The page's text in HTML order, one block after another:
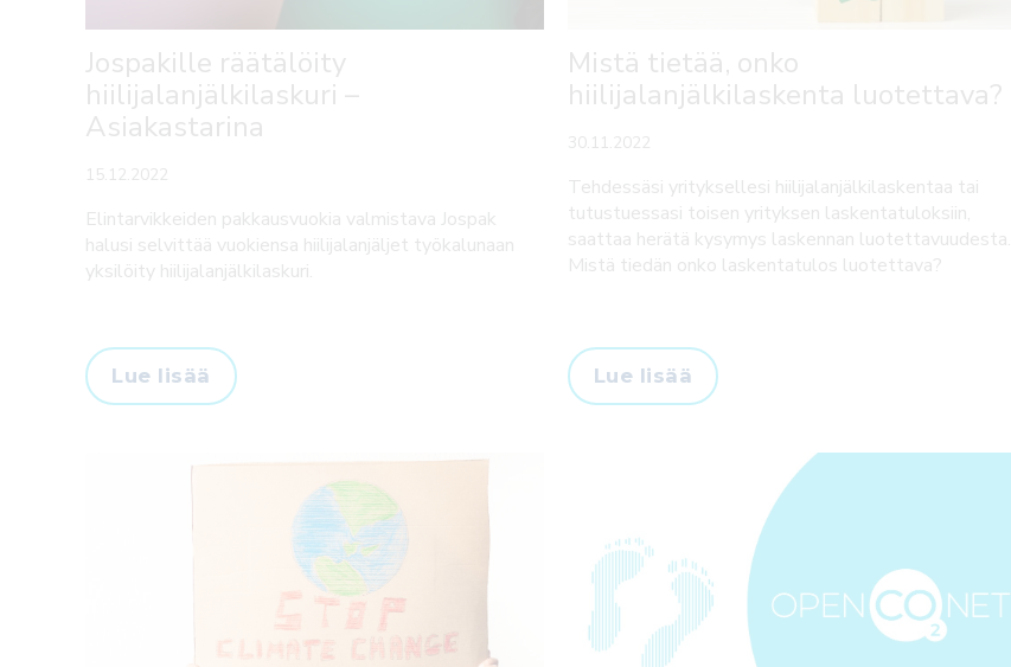
Jospakille räätälöity
hiilijalanjälkilaskuri –
Asiakastarina
15.12.2022
Elintarvikkeiden pakkausvuokia valmistava Jospak
halusi selvittää vuokiensa hiilijalanjäljet työkalunaan
yksilöity hiilijalanjälkilaskuri.
Lue lisää
Mistä tietää, onko
hiilijalanjälkilaskenta luotettava?
30.11.2022
Tehdessäsi yrityksellesi hiilijalanjälkilaskentaa tai
tutustuessasi toisen yrityksen laskentatuloksiin,
saattaa herätä kysymys laskennan luotettavuudesta.
Mistä tiedän onko laskentatulos luotettava?
Lue lisää